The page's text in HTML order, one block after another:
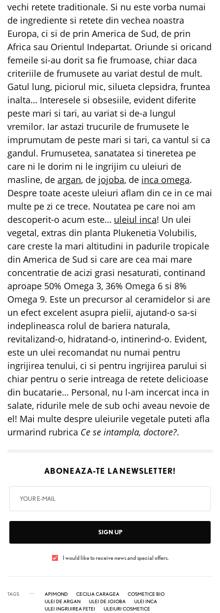
vechi retete traditionale. Si nu este vorba numai
de ingrediente si retete din vechea noastra
Europa, ci si de prin America de Sud, de prin
Africa sau Orientul Indepartat. Oriunde si oricand
femeile si-au dorit sa fie frumoase, chiar daca
criteriile de frumusete au variat destul de mult.
Gatul lung, piciorul mic, silueta clepsidra, fruntea
inalta… Interesele si obsesiile, evident diferite
peste mari si tari, au variat si de-a lungul
vremilor. Iar astazi trucurile de frumusete le
imprumutam de peste mari si tari, ca vantul si ca
gandul. Frumusetea, sanatatea si tineretea pe
care ni le dorim ni le ingrijim cu uleiuri de
masline, deargan, de jojoba, de inca omega.
Despre toate aceste uleiuri aflam din ce in ce mai
multe pe zi ce trece. Noutatea pe care noi am
descoperit-o acum este… uleiul inca! Un ulei
vegetal, extras din planta Plukenetia Volubilis,
care creste la mari altitudini in padurile tropicale
din America de Sud si care are cea mai mare
concentratie de acizi grasi nesaturati, continand
aproape 50% Omega 3, 36% Omega 6 si 8%
Omega 9. Este un precursor al ceramidelor si are
un efect excelent asupra pielii, ajutand-o sa-si
indeplineasca rolul de bariera naturala,
revitalizand-o, hidratand-o, intinerind-o. Evident,
este un ulei recomandat nu numai pentru
ingrijirea tenului, ci si pentru ingrijirea parului si
chiar pentru o serie intreaga de retete delicioase
din bucatarie… Personal, nu l-am incercat inca in
salate, ridurile mele de sub ochi aveau nevoie de
el! Mai multe despre uleiurile vegetale puteti afla
urmarind rubrica Ce se intampla, doctore?.
ABONEAZA-TE LA NEWSLETTER!
SIGN UP
I would like to receive news and special offers.
TAGS APIMOND CECILIA CARAGEA
COSMETICE BIO
ULEI DE ARGAN
ULEI DE JOJOBA
ULEI INCA
ULEI INGRIJIREA FETEI
ULEIURI COSMETICE